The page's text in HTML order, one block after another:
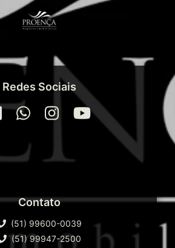
Redes Sociais
Contato
(51) 99600-0039
(51) 99947-2500